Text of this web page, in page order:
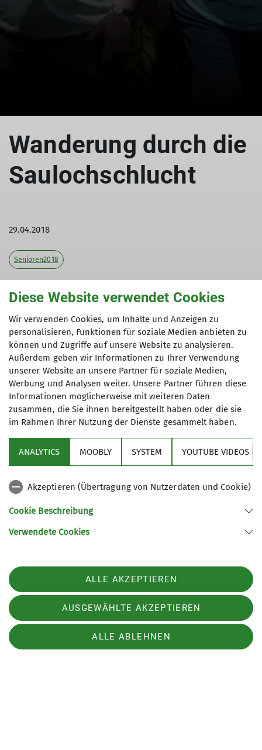
Wanderung durch die
Saulochschlucht
29.04.2018
Senioren2018
Tourenleiterin: Haunfellner Antonie
Teilnehmer: 5
Am Sonntag, 29. April trafen sich zahlreiche DAV -
Mitglieder zu einer Wanderung durch die
Saulochschlucht. Ab Greising wurde auf dem
Böhmweg bergab nach Schwemmberg marschiert.
Auf dem Sträßchen im Tal ging es rechts Richtung
Rohrmünz bis ein markierter Weg rechts aufwärts
nach Nest, zu einem gemütlichen Aufenthalt. Der
Böhmweg zurück zum Ausgangspunkt. Bei
beide Gruppen im Gasthos Kiefl zur Einkehr.
Diese Website verwendet Cookies
Wir verwenden Cookies, um Inhalte und Anzeigen zu
personalisieren, Funktionen für soziale Medien anbieten zu
können und Zugriffe auf unsere Website zu analysieren.
Außerdem geben wir Informationen zu Ihrer Verwendung
unserer Website an unsere Partner für soziale Medien,
Werbung und Analysen weiter. Unsere Partner führen diese
Informationen möglicherweise mit weiteren Daten
zusammen, die Sie ihnen bereitgestellt haben oder die sie
im Rahmen Ihrer Nutzung der Dienste gesammelt haben.
ANALYTICS MOOBLY SYSTEM YOUTUBE VIDEOS
Akzeptieren (Übertragung von Nutzerdaten und Cookie)
Cookie Beschreibung
Verwendete Cookies
ALLE AKZEPTIEREN
AUSGEWÄHLTE AKZEPTIEREN
ALLE ABLEHNEN